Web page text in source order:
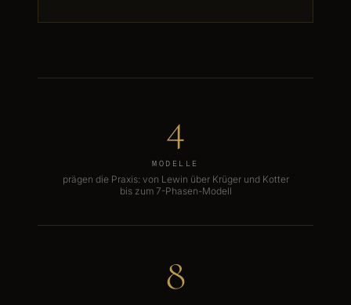
4
MODELLE
prägen die Praxis: von Lewin über Krüger und Kotter
bis zum 7-Phasen-Modell
8